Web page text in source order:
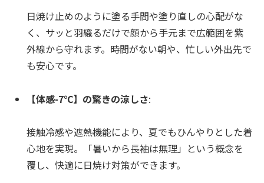
日焼け止めのように塗る手間や塗り直しの心配がな
く、サッと羽織るだけで顔から手元まで広範囲を紫
外線から守れます。時間がない朝や、忙しい外出先で
も安心です。
【体感-7℃】の驚きの涼しさ:
接触冷感や遮熱機能により、夏でもひんやりとした着
心地を実現。「暑いから長袖は無理」という概念を
覆し、快適に日焼け対策ができます。